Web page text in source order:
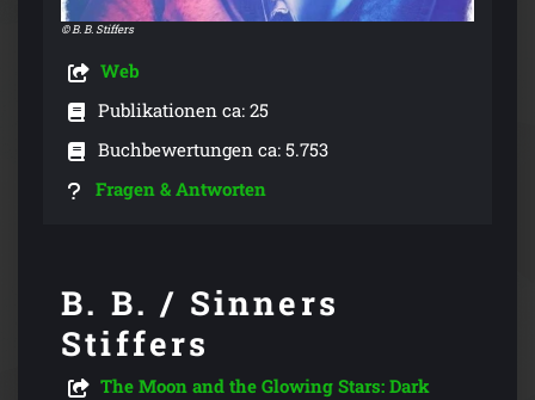
© B. B. Stiffers
Web
Publikationen ca: 25
Buchbewertungen ca: 5.753
Fragen & Antworten
B. B. / Sinners
Stiffers
The Moon and the Glowing Stars: Dark